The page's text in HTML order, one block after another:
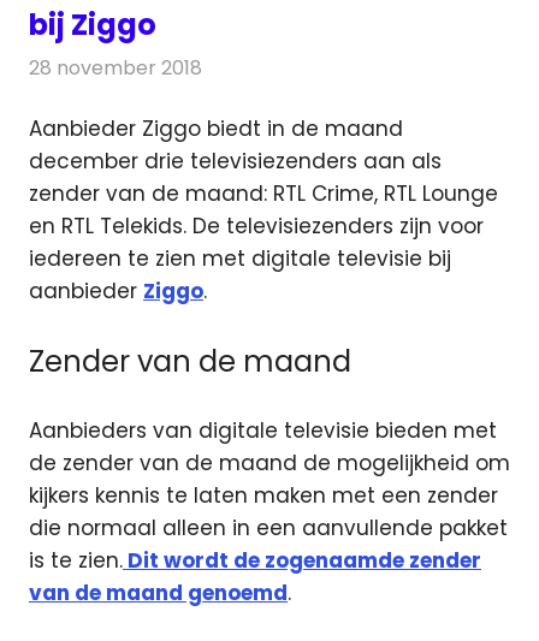
bij Ziggo
28 november 2018
Aanbieder Ziggo biedt in de maand
december drie televisiezenders aan als
zender van de maand: RTL Crime, RTL Lounge
en RTL Telekids. De televisiezenders zijn voor
iedereen te zien met digitale televisie bij
aanbieder Ziggo.
Zender van de maand
Aanbieders van digitale televisie bieden met
de zender van de maand de mogelijkheid om
kijkers kennis te laten maken met een zender
die normaal alleen in een aanvullende pakket
is te zien. Dit wordt de zogenaamde zender
van de maand genoemd.